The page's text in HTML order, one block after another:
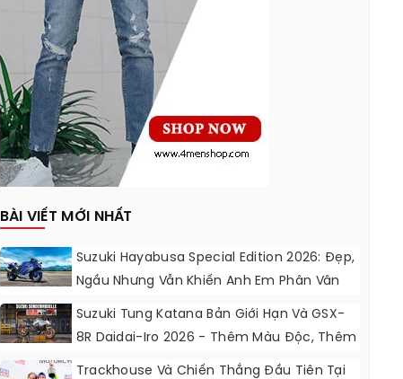
BÀI VIẾT MỚI NHẤT
Suzuki Hayabusa Special Edition 2026: Đẹp,
Ngầu Nhưng Vẫn Khiến Anh Em Phân Vân
Suzuki Tung Katana Bản Giới Hạn Và GSX-
8R Daidai-Iro 2026 - Thêm Màu Độc, Thêm
Đồ Chơi, Thêm Cá Tính
Trackhouse Và Chiến Thắng Đầu Tiên Tại